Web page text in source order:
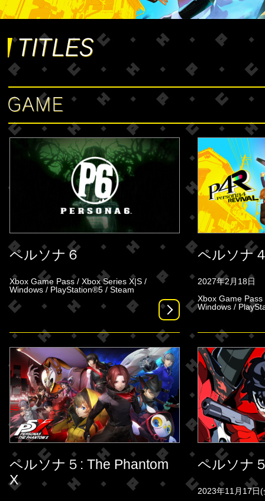
ペルソナ６
Xbox Game Pass / Xbox Series X|S /
Windows / PlayStation®5 / Steam
ペルソナ
2027年2月18日
Xbox Game
Windows /
ペルソナ５: The Phantom
X
ペルソナ
2023年11月17日(